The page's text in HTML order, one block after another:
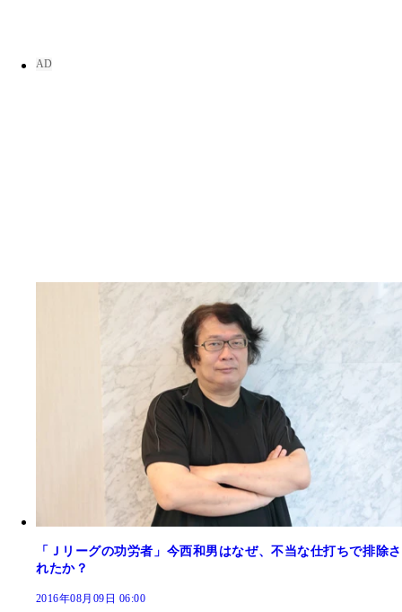
「Ｊリーグの功労者」今西和男はなぜ、不当な仕打ちで排除さ
れたか？
2016年08月09日 06:00